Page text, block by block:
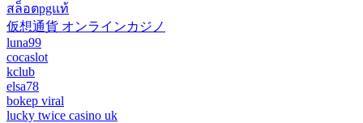
สล็อตpgแท้
仮想通貨 オンラインカジノ
luna99
cocaslot
kclub
elsa78
bokep viral
lucky twice casino uk